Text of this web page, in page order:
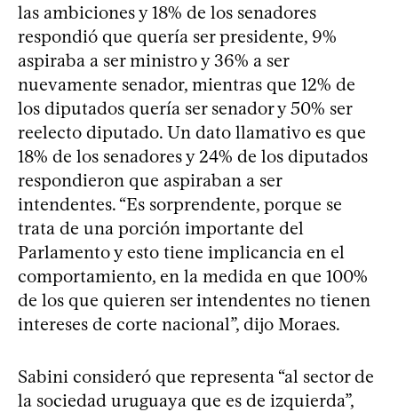
las ambiciones y 18% de los senadores
respondió que quería ser presidente, 9%
aspiraba a ser ministro y 36% a ser
nuevamente senador, mientras que 12% de
los diputados quería ser senador y 50% ser
reelecto diputado. Un dato llamativo es que
18% de los senadores y 24% de los diputados
respondieron que aspiraban a ser
intendentes. “Es sorprendente, porque se
trata de una porción importante del
Parlamento y esto tiene implicancia en el
comportamiento, en la medida en que 100%
de los que quieren ser intendentes no tienen
intereses de corte nacional”, dijo Moraes.
Sabini consideró que representa “al sector de
la sociedad uruguaya que es de izquierda”,